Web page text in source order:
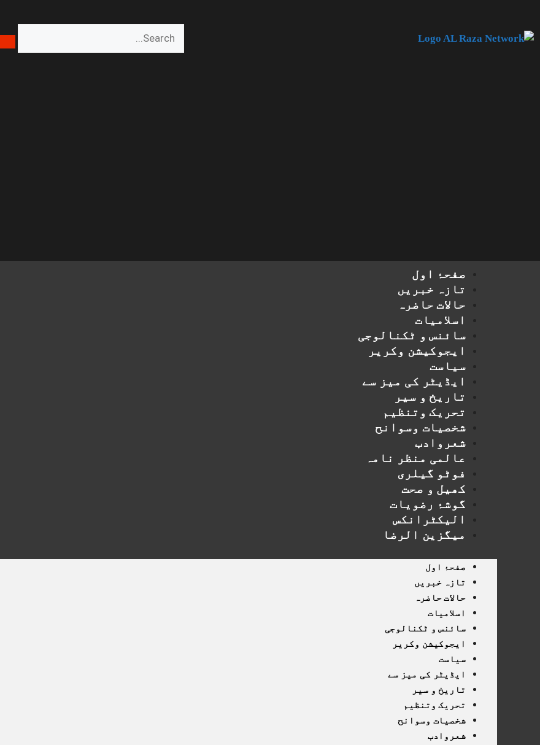
صفحۂ اول
تازہ خبریں
حالات حاضرہ
اسلامیات
سائنس و ٹکنالوجی
ایجوکیشن وکریر
سیاست
ایڈیٹر کی میز سے
تاریخ و سیر
تحریک وتنظیم
شخصیات وسوانح
شعروادب
عالمی منظر نامہ
فوٹو گیلری
کھیل و صحت
گوشۂ رضویات
الیکٹرانکس
میگزین الرضا
صفحۂ اول
تازہ خبریں
حالات حاضرہ
اسلامیات
سائنس و ٹکنالوجی
ایجوکیشن وکریر
سیاست
ایڈیٹر کی میز سے
تاریخ و سیر
تحریک وتنظیم
شخصیات وسوانح
شعروادب